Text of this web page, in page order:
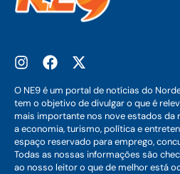
O NE9 é um portal de notícias do
tem o objetivo de divulgar o que é
mais importante nos nove estados da
a economia, turismo, política e
espaço reservado para emprego,
Todas as nossas informações são
ao nosso leitor o que de melhor está